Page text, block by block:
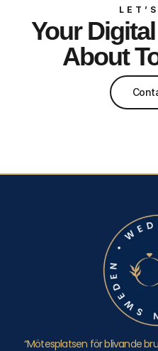
Your
About
“Mötesplatsen för blivande